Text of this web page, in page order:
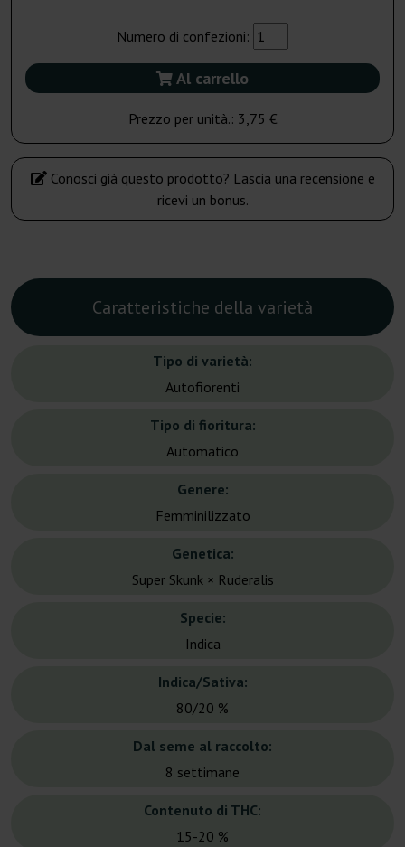
Numero di confezioni:
Al carrello
Prezzo per unità.: 3,75 €
Conosci già questo prodotto? Lascia una recensione e
ricevi un bonus.
Caratteristiche della varietà
Tipo di varietà:
Autofiorenti
Tipo di fioritura:
Automatico
Genere:
Femminilizzato
Genetica:
Super Skunk × Ruderalis
Specie:
Indica
Indica/Sativa:
80/20 %
Dal seme al raccolto:
8 settimane
Contenuto di THC:
15-20 %